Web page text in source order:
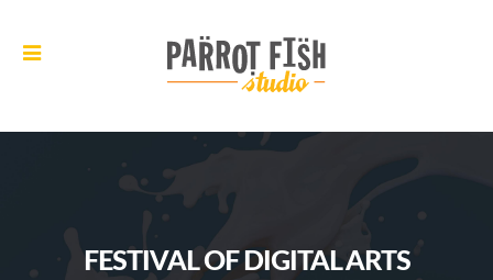
FESTIVAL OF DIGITAL ARTS